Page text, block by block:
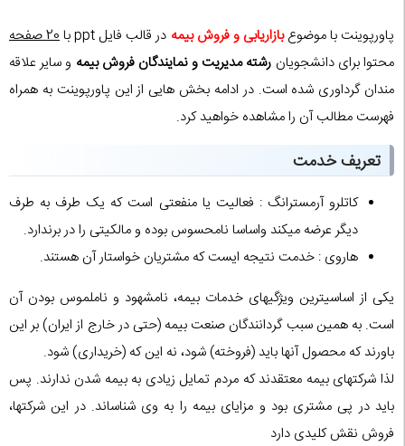
پاورپوینت با موضوعبازاریابی و فروش بیمهدر قالب فایل ppt با
20 صفحه
محتوا برای دانشجویان رشته مدیریت و نمایندگان فروش بیمه و سایر علاقه
مندان گرداوری شده است. در ادامه بخش هایی از این پاورپوینت به همراه
فهرست مطالب آن را مشاهده خواهید کرد.
تعریف خدمت
کاتلرو آرمسترانگ : فعالیت یا منفعتی است که یک طرف به طرف
دیگر عرضه میکند واساسا نامحسوس بوده و مالکیتی را در برندارد.
هاروی : خدمت نتیجه ایست که مشتریان خواستار آن هستند.
یکی از اساسی‏ترین ویژگی‏های خدمات بیمه، نامشهود و ناملموس بودن آن
است. به همین سبب گردانندگان صنعت بیمه (حتی در خارج از ایران) بر این
باورند که محصول آن‏ها باید (فروخته) شود، نه این که (خریداری) شود.
لذا شرکت‏های بیمه معتقدند که مردم تمایل زیادی به بیمه شدن ندارند. پس
باید در پی مشتری بود و مزایای بیمه را به وی شناساند. در این شرکت‏ها،
فروش نقش کلیدی دارد